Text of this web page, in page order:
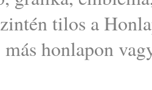
tilos a
más honlapon